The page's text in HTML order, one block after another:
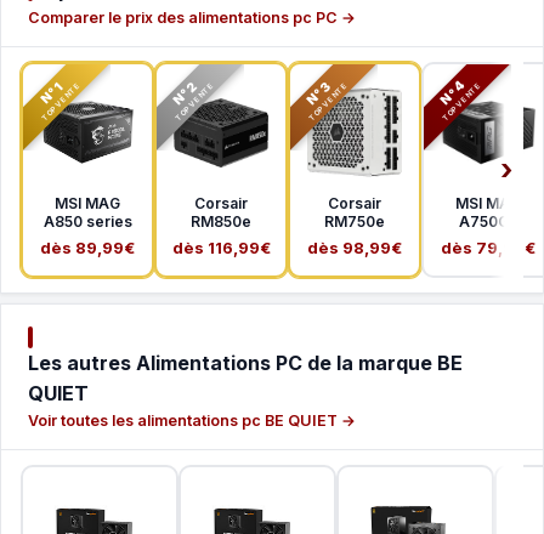
Comparer le prix des alimentations pc PC →
N°1
TOP VENTE
MSI MAG
A850 series
dès 89,99€
N°2
TOP VENTE
Corsair
RM850e
dès 116,99€
N°3
TOP VENTE
Corsair
RM750e
dès 98,99€
N°4
TOP VENTE
MSI MAG
A750GL
dès 79,99€
Les autres Alimentations PC de la marque BE
QUIET
Voir toutes les alimentations pc BE QUIET →